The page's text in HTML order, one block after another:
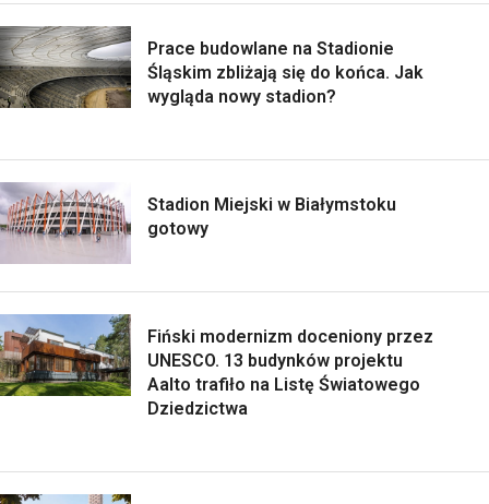
Prace budowlane na Stadionie
Śląskim zbliżają się do końca. Jak
wygląda nowy stadion?
Stadion Miejski w Białymstoku
gotowy
Fiński modernizm doceniony przez
UNESCO. 13 budynków projektu
Aalto trafiło na Listę Światowego
Dziedzictwa